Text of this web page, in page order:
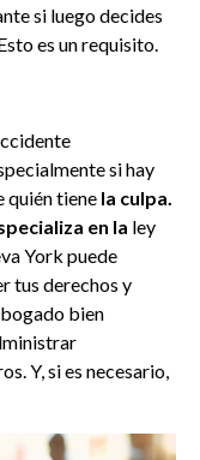
si luego decides
es un requisito.
si hay
quién tiene la culpa.
en la ley
York puede
tus derechos y
bien
Y, si es necesario,